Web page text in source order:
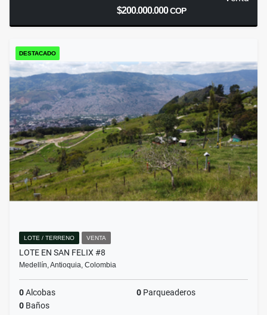
$200.000.000COP
DESTACADO
LOTE / TERRENO VENTA
LOTE EN SAN FELIX #8
Medellín, Antioquia, Colombia
0Alcobas 0 Parqueaderos
0 Baños